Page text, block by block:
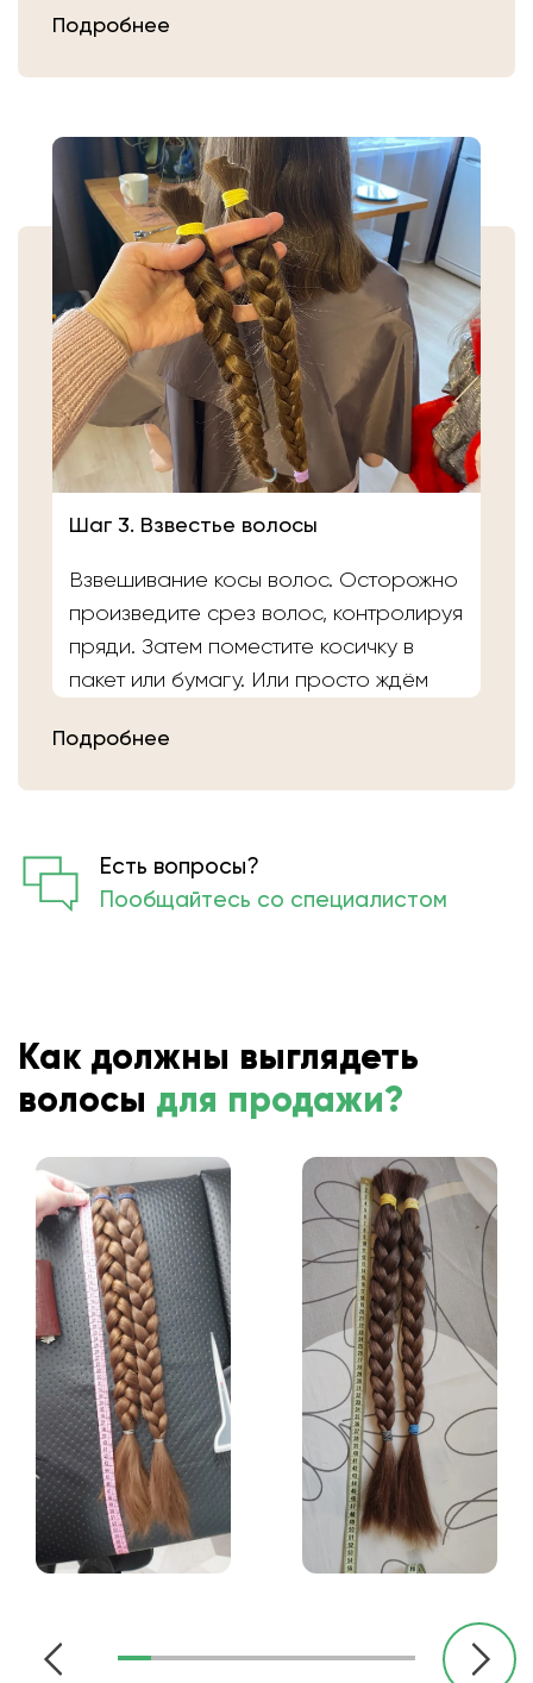
Подробнее
Шаг 3. Взвестье волосы
Взвешивание косы волос. Осторожно
произведите срез волос, контролируя
пряди. Затем поместите косичку в
пакет или бумагу. Или просто ждём
мастера выполнят срез волос и
Подробнее
Есть вопросы?
Пообщайтесь со специалистом
Как должны выглядеть
волосы для продажи?